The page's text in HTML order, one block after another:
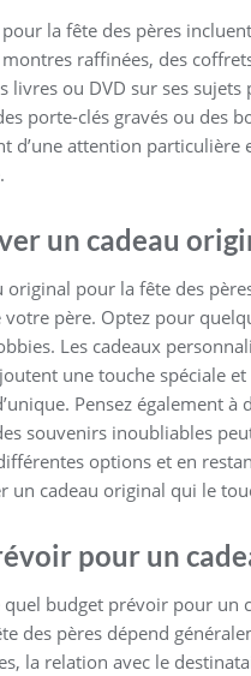
pour la fête des pères
montres raffinées, des
livres ou DVD sur ses
porte-clés gravés ou des
d’une attention
un cadeau
original pour la fête des
votre père. Optez pour
Les cadeaux
une touche spéciale
Pensez également
souvenirs inoubliables
options et en
un cadeau original qui le
pour un
budget prévoir pour un
des pères dépend
la relation avec le